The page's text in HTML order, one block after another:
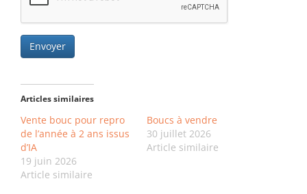
Envoyer
Articles similaires
Vente bouc pour repro
de l’année à 2 ans issus
d’IA
19 juin 2026
Article similaire
Boucs à vendre
30 juillet 2026
Article similaire